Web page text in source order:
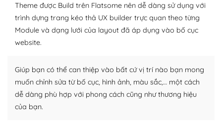
Plugin mở rộng là thành phần cài đặt thêm vào
WordPress để tăng thêm các tính năng cần thiết. Có
nhiều plugin trả phí hoặc miễn phí.
plugin của WordPress rất phong phú. Bạn có thể thỏa
thích chọn lựa plugin và themes phù hợp cho mục đích
lập website của mình.
Theme được Build trên Flatsome nên dễ dàng sử dụng với
trình dựng trang kéo thả UX builder trực quan theo từng
Module và dạng lưới của layout đã áp dụng vào bố cục
website.
Giúp bạn có thể can thiệp vào bất cứ vị trí nào bạn mong
muốn chỉnh sửa từ bố cục, hình ảnh, màu sắc,… một cách
dễ dàng phù hợp với phong cách cũng như thương hiệu
của bạn.